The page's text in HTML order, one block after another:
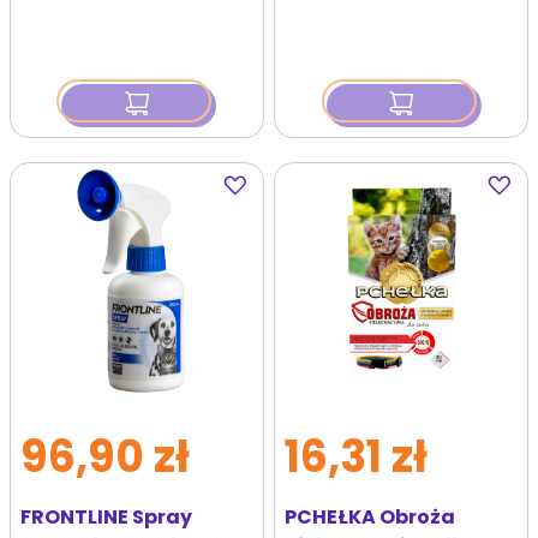
Dodaj
do
FRONTLINE Spray
96,90 zł
Dodaj
do
PCHEŁKA Obroża
16,31 zł